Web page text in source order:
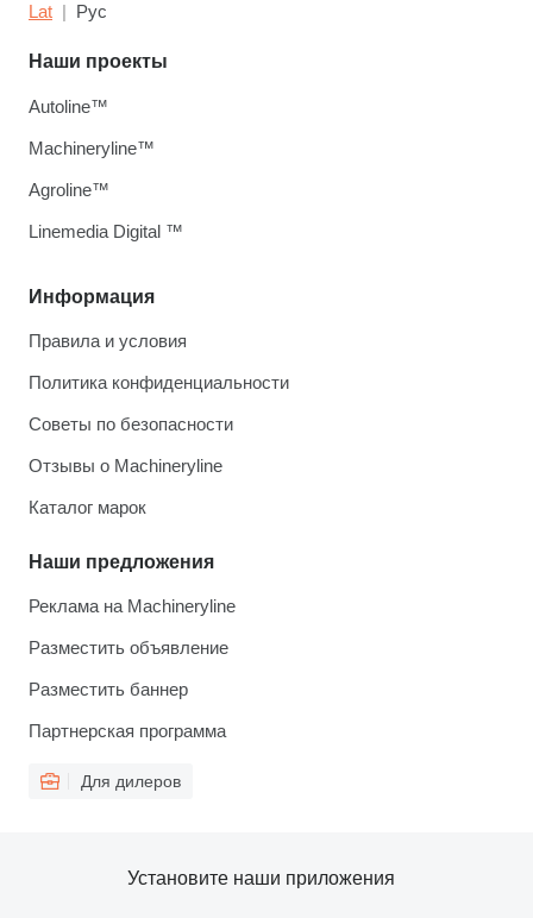
Lat Рус
Информация
Правила и условия
Политика конфиденциальности
Советы по безопасности
Отзывы о Machineryline
Каталог марок
Наши предложения
Реклама на Machineryline
Разместить объявление
Разместить баннер
Партнерская программа
Для дилеров
Наши проекты
Autoline™
Machineryline™
Agroline™
Linemedia Digital ™
Установите наши приложения